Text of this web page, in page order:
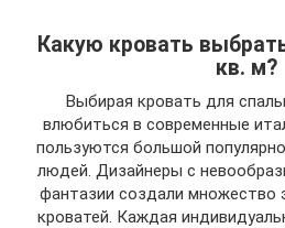
Какую кровать
кв. м?
Выбирая кровать для
влюбиться в современные
пользуются большой
людей. Дизайнеры с
фантазии создали множество
кроватей. Каждая